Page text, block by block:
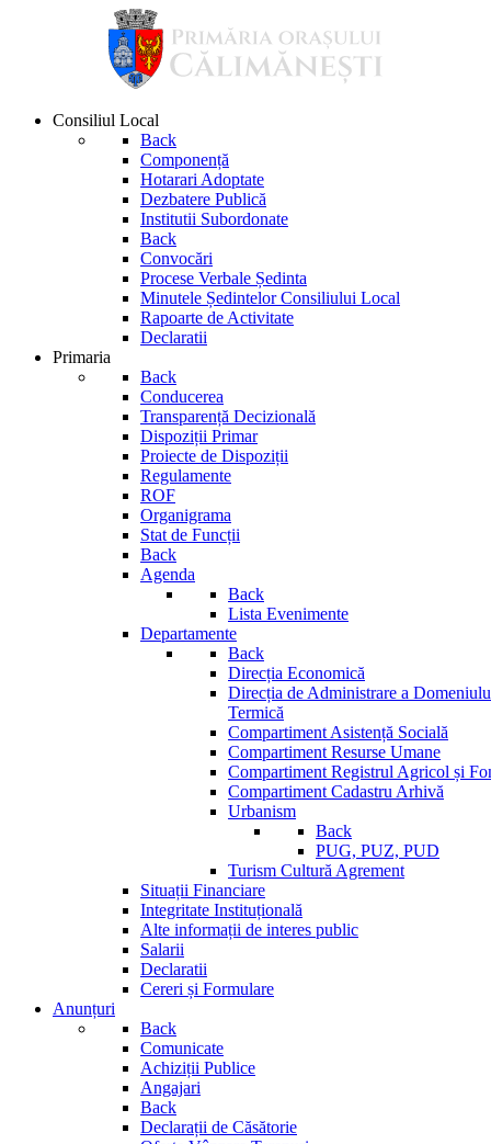
Consiliul Local
Back
Componență
Hotarari Adoptate
Dezbatere Publică
Institutii Subordonate
Back
Convocări
Procese Verbale Ședinta
Minutele Ședintelor Consiliului Local
Rapoarte de Activitate
Declaratii
Primaria
Back
Conducerea
Transparență Decizională
Dispoziții Primar
Proiecte de Dispoziții
Regulamente
ROF
Organigrama
Stat de Funcții
Back
Agenda
Back
Lista Evenimente
Departamente
Back
Direcția Economică
Direcția de Administrare a
Termică
Compartiment Asistență Socială
Compartiment Resurse Umane
Compartiment Registrul Agricol și
Compartiment Cadastru Arhivă
Urbanism
Back
PUG, PUZ, PUD
Turism Cultură Agrement
Situații Financiare
Integritate Instituțională
Alte informații de interes public
Salarii
Declaratii
Cereri și Formulare
Anunțuri
Back
Comunicate
Achiziții Publice
Angajari
Back
Declarații de Căsătorie